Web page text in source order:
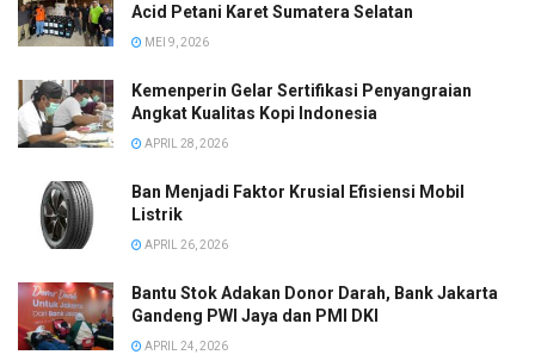
Acid Petani Karet Sumatera Selatan
MEI 9, 2026
Kemenperin Gelar Sertifikasi Penyangraian
Angkat Kualitas Kopi Indonesia
APRIL 28, 2026
Ban Menjadi Faktor Krusial Efisiensi Mobil
Listrik
APRIL 26, 2026
Bantu Stok Adakan Donor Darah, Bank Jakarta
Gandeng PWI Jaya dan PMI DKI
APRIL 24, 2026